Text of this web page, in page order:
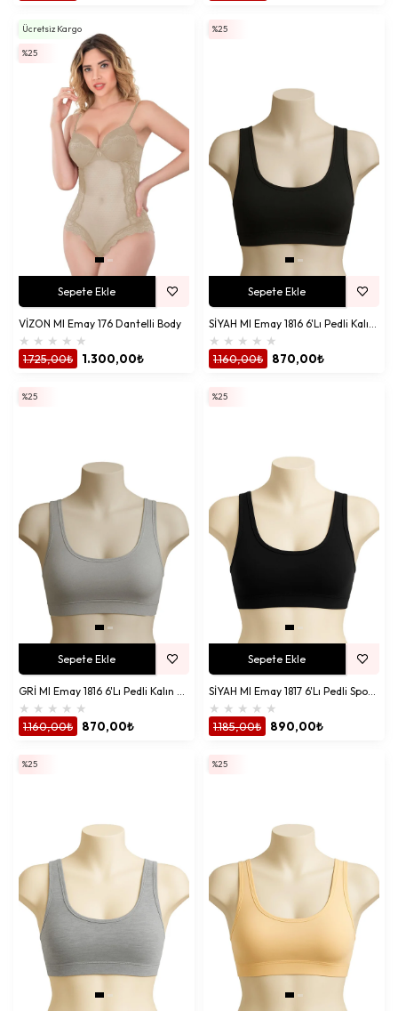
VİZON MI Emay 176 Dantelli Body
★ ★ ★ ★ ★
1.300,00₺
1.725,00₺
Sepete Ekle
Ücretsiz Kargo
%25
SİYAH MI Emay 1816 6'Lı Pedli Kalın Askılı Alıştırma Sütyeni
★ ★ ★ ★ ★
870,00₺
1.160,00₺
Sepete Ekle
%25
GRİ MI Emay 1816 6'Lı Pedli Kalın Askılı Alıştırma Sütyeni
★ ★ ★ ★ ★
870,00₺
1.160,00₺
Sepete Ekle
%25
SİYAH MI Emay 1817 6'Lı Pedli Sporcu Sütyen
★ ★ ★ ★ ★
890,00₺
1.185,00₺
Sepete Ekle
%25
%25 %25